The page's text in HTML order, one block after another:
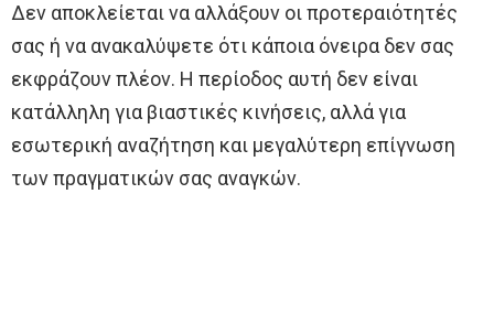
Δεν αποκλείεται να αλλάξουν οι προτεραιότητές
σας ή να ανακαλύψετε ότι κάποια όνειρα δεν σας
εκφράζουν πλέον. Η περίοδος αυτή δεν είναι
κατάλληλη για βιαστικές κινήσεις, αλλά για
εσωτερική αναζήτηση και μεγαλύτερη επίγνωση
των πραγματικών σας αναγκών.